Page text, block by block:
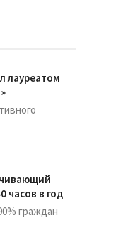
лауреатом
часов в год
граждан